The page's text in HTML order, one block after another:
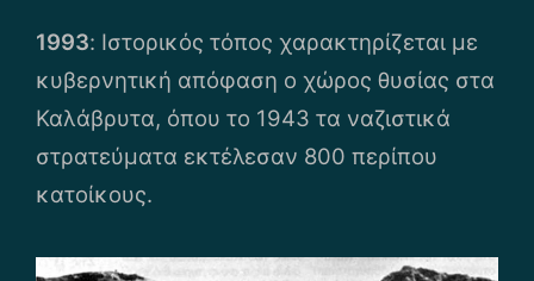
1993: Ιστορικός τόπος χαρακτηρίζεται με
κυβερνητική απόφαση ο χώρος θυσίας στα
Καλάβρυτα, όπου το 1943 τα ναζιστικά
στρατεύματα εκτέλεσαν 800 περίπου
κατοίκους.